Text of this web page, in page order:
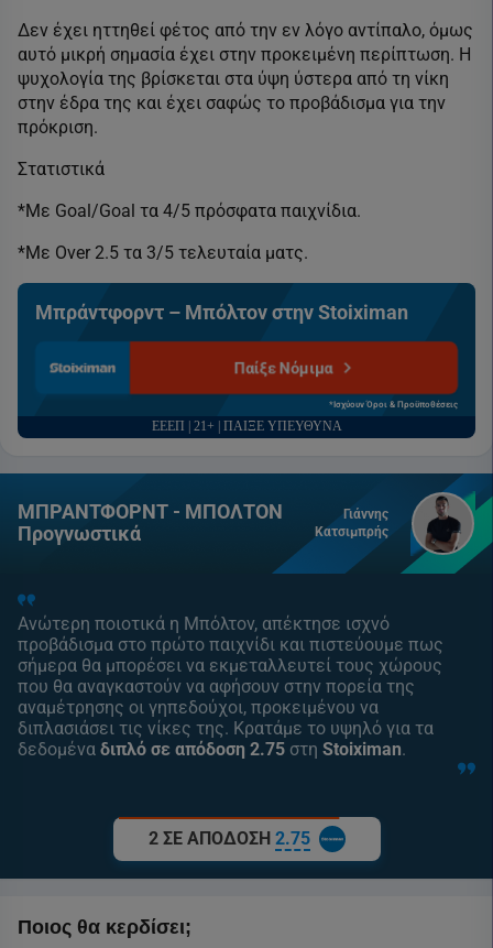
Δεν έχει ηττηθεί φέτος από την εν λόγο αντίπαλο, όμως
αυτό μικρή σημασία έχει στην προκειμένη περίπτωση. Η
ψυχολογία της βρίσκεται στα ύψη ύστερα από τη νίκη
στην έδρα της και έχει σαφώς το προβάδισμα για την
πρόκριση.
Στατιστικά
*Με Goal/Goal τα 4/5 πρόσφατα παιχνίδια.
*Με Over 2.5 τα 3/5 τελευταία ματς.
Μπράντφορντ – Μπόλτον στην Stoiximan
Παίξε Νόμιμα
*Ισχύουν Όροι & Προϋποθέσεις
ΕΕΕΠ | 21+ | ΠΑΙΞΕ ΥΠΕΥΘΥΝΑ
ΜΠΡΑΝΤΦΟΡΝΤ - ΜΠΟΛΤΟΝ
Προγνωστικά
Γιάννης
Κατσιμπρής
Ανώτερη ποιοτικά η Μπόλτον, απέκτησε ισχνό
προβάδισμα στο πρώτο παιχνίδι και πιστεύουμε πως
σήμερα θα μπορέσει να εκμεταλλευτεί τους χώρους
που θα αναγκαστούν να αφήσουν στην πορεία της
αναμέτρησης οι γηπεδούχοι, προκειμένου να
διπλασιάσει τις νίκες της. Κρατάμε το υψηλό για τα
δεδομένα διπλό σε απόδοση 2.75 στη Stoiximan.
2 ΣΕ ΑΠΟΔΟΣΗ 2.75